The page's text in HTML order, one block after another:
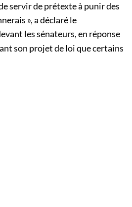
servir de prétexte à punir des
», a déclaré le
les sénateurs, en réponse
son projet de loi que certains